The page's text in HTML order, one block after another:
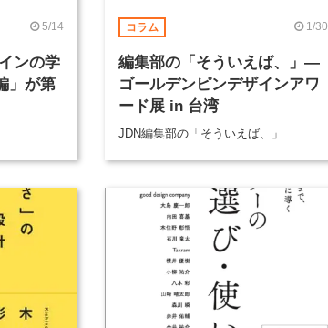
5/14
ンの学
」が第
コラム 1/30
編集部の「そういえば、」―
ゴールデンピンデザインアワ
ード展 in 台湾
JDN編集部の「そういえば、」